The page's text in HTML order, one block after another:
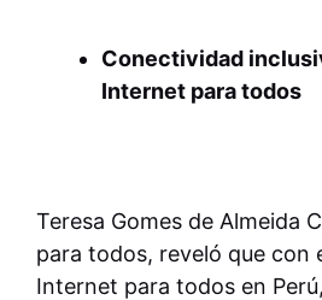
Conectividad
Internet para todos
Teresa Gomes de Almeida
para todos, reveló que con
Internet para todos en